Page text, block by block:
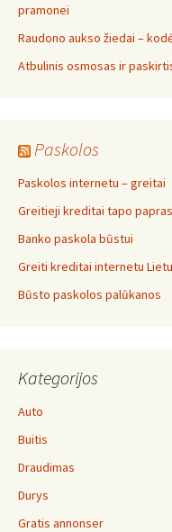
pramonei
Raudono aukso žiedai –
Atbulinis osmosas ir
Paskolos
Paskolos internetu – greitai
Greitieji kreditai tapo
Banko paskola būstui
Greiti kreditai internetu
Būsto paskolos palūkanos
Kategorijos
Auto
Buitis
Draudimas
Durys
Gratis annonser